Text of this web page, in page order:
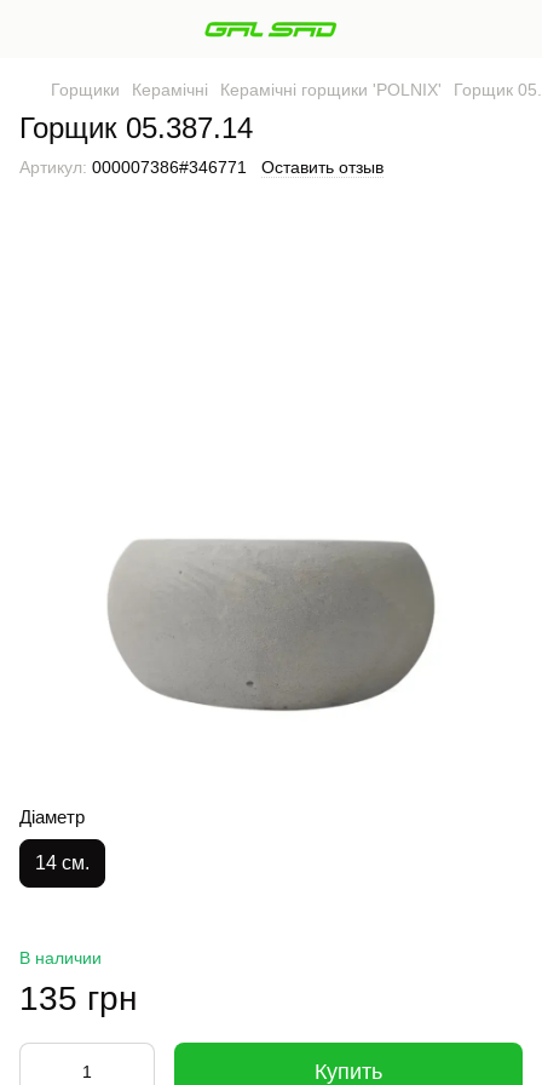
Горщики Керамічні Керамічні горщики 'POLNIX' Горщик
Горщик 05.387.14
Артикул: 000007386#346771 Оставить отзыв
Діаметр
14 см.
В наличии
135 грн
Купить